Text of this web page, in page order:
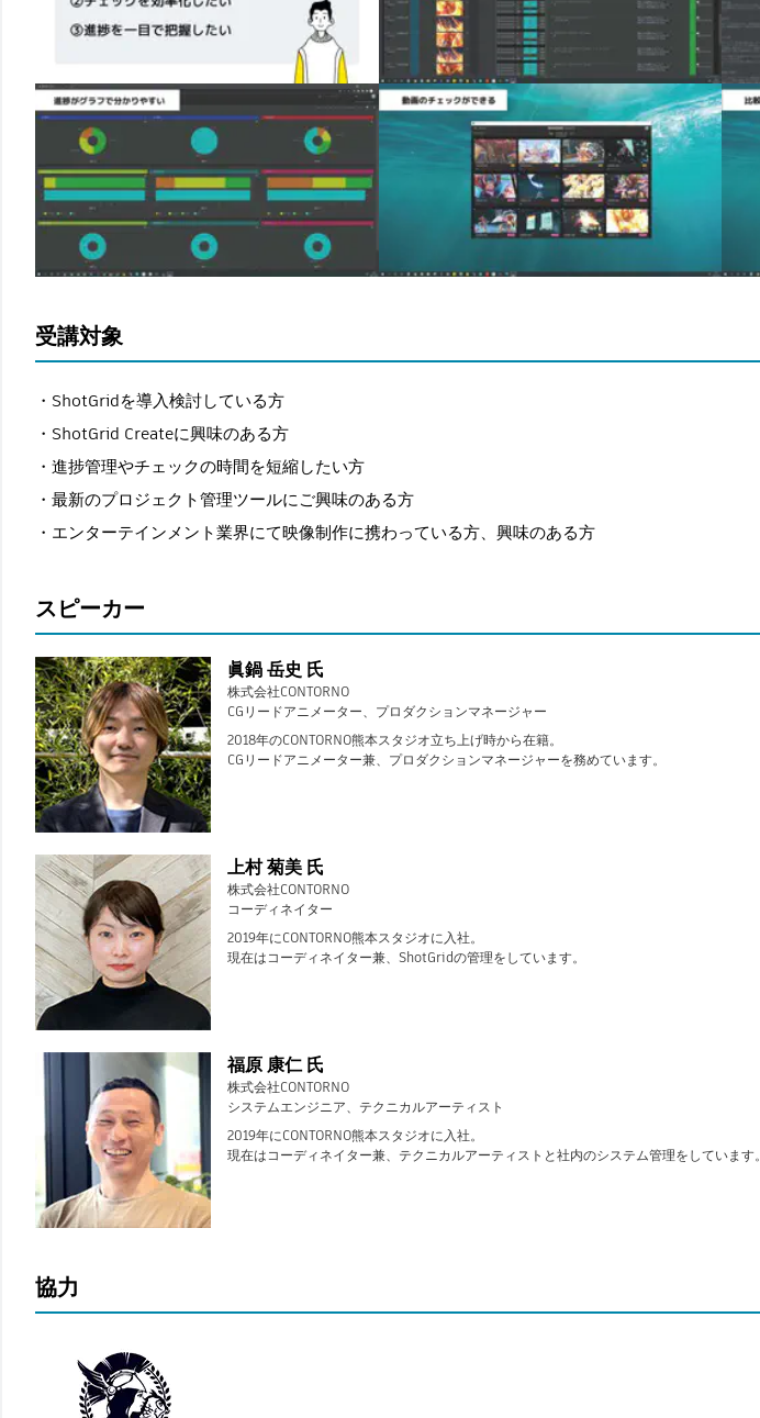
受講対象
ShotGridを導入検討している方
ShotGrid Createに興味のある方
進捗管理やチェックの時間を短縮したい方
最新のプロジェクト管理ツールにご興味のある方
エンターテインメント業界にて映像制作に携わっている方、興味のある方
スピーカー
眞鍋 岳史 氏
株式会社CONTORNO
CGリードアニメーター、プロダクションマネージャー
2018年のCONTORNO熊本スタジオ立ち上げ時から在籍。
CGリードアニメーター兼、プロダクションマネージャーを務めています。
上村 菊美 氏
株式会社CONTORNO
コーディネイター
2019年にCONTORNO熊本スタジオに入社。
現在はコーディネイター兼、ShotGridの管理をしています。
福原 康仁 氏
株式会社CONTORNO
システムエンジニア、テクニカルアーティスト
2019年にCONTORNO熊本スタジオに入社。
現在はコーディネイター兼、テクニカルアーティストと社内のシステム管理をしています。
協力